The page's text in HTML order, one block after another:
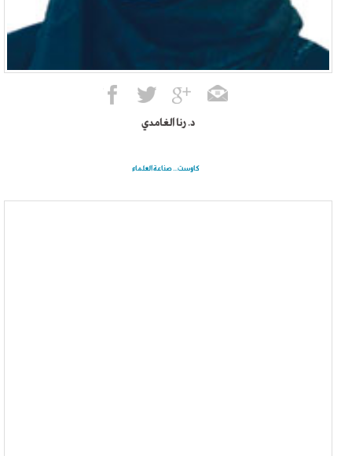
د. رنا الغامدي
كاوست... صناعة العلماء